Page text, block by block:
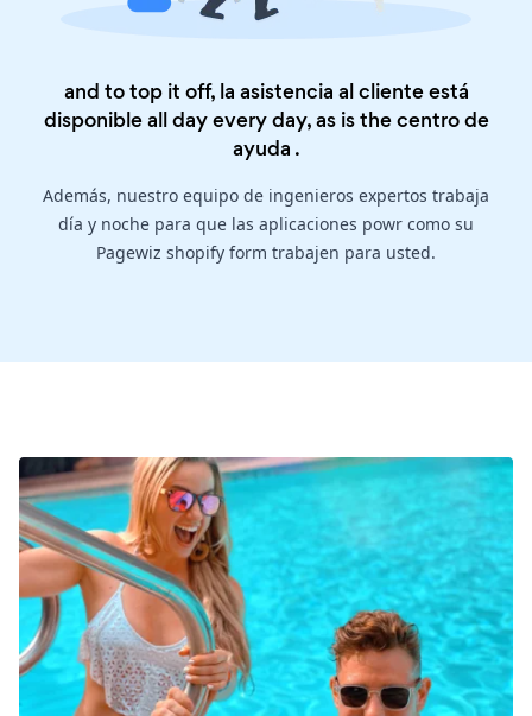
and to top it off, la asistencia al cliente está
disponible all day every day, as is thecentro de
ayuda .
Además, nuestro equipo de ingenieros expertos trabaja
día y noche para que las aplicaciones powr como su
Pagewiz shopify form trabajen para usted.